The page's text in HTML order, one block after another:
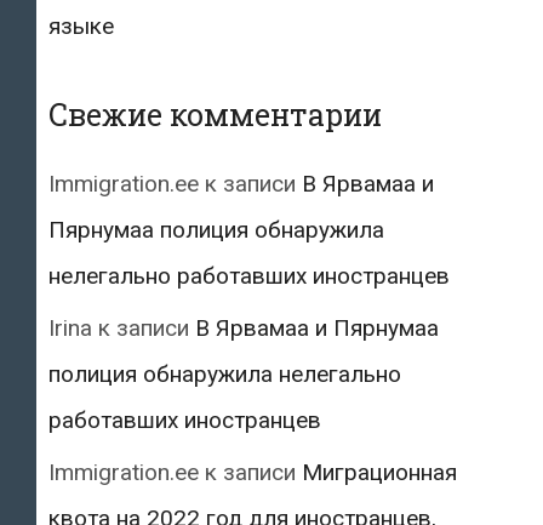
языке
Свежие комментарии
Immigration.ee к записи В Ярвамаа и
Пярнумаа полиция обнаружила
нелегально работавших иностранцев
Irina к записи В Ярвамаа и Пярнумаа
полиция обнаружила нелегально
работавших иностранцев
Immigration.ee к записи Миграционная
квота на 2022 год для иностранцев,